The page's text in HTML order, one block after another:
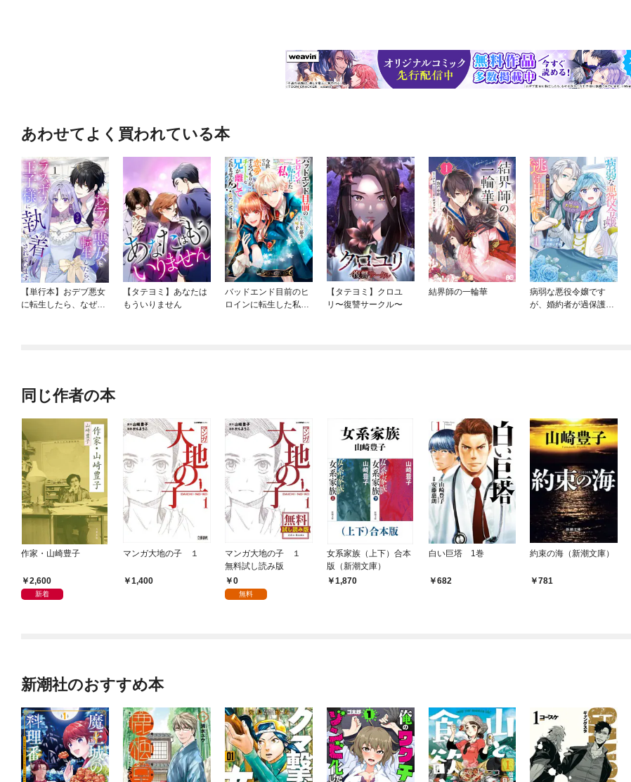
あわせてよく買われている本
【単行本】おデブ悪女
に転生したら、なぜか
【タテヨミ】あなたは
もういりません
バッドエンド目前のヒ
ロインに転生した私、
【タテヨミ】クロユ
リ〜復讐サークル〜
結界師の一輪華
病弱な悪役令嬢です
が、婚約者が過保護す
同じ作者の本
作家・山崎豊子
2,600
新着
マンガ大地の子 １
1,400
マンガ大地の子 １
無料試し読み版
0
無料
女系家族（上下）合本
版（新潮文庫）
1,870
白い巨塔 1巻
682
約束の海（新潮文庫）
781
新潮社のおすすめ本